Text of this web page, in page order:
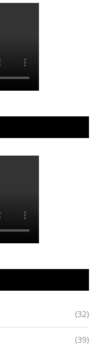
(32)
(39)